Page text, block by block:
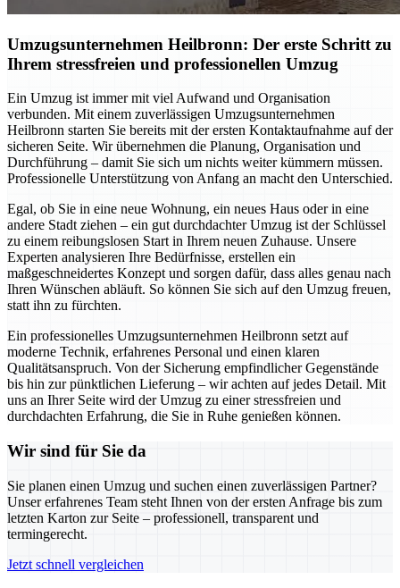
Umzugsunternehmen Heilbronn: Der erste Schritt zu
Ihrem stressfreien und professionellen Umzug
Ein Umzug ist immer mit viel Aufwand und Organisation
verbunden. Mit einem zuverlässigen Umzugsunternehmen
Heilbronn starten Sie bereits mit der ersten Kontaktaufnahme auf der
sicheren Seite. Wir übernehmen die Planung, Organisation und
Durchführung – damit Sie sich um nichts weiter kümmern müssen.
Professionelle Unterstützung von Anfang an macht den Unterschied.
Egal, ob Sie in eine neue Wohnung, ein neues Haus oder in eine
andere Stadt ziehen – ein gut durchdachter Umzug ist der Schlüssel
zu einem reibungslosen Start in Ihrem neuen Zuhause. Unsere
Experten analysieren Ihre Bedürfnisse, erstellen ein
maßgeschneidertes Konzept und sorgen dafür, dass alles genau nach
Ihren Wünschen abläuft. So können Sie sich auf den Umzug freuen,
statt ihn zu fürchten.
Ein professionelles Umzugsunternehmen Heilbronn setzt auf
moderne Technik, erfahrenes Personal und einen klaren
Qualitätsanspruch. Von der Sicherung empfindlicher Gegenstände
bis hin zur pünktlichen Lieferung – wir achten auf jedes Detail. Mit
uns an Ihrer Seite wird der Umzug zu einer stressfreien und
durchdachten Erfahrung, die Sie in Ruhe genießen können.
Wir sind für Sie da
Sie planen einen Umzug und suchen einen zuverlässigen Partner?
Unser erfahrenes Team steht Ihnen von der ersten Anfrage bis zum
letzten Karton zur Seite – professionell, transparent und
termingerecht.
Jetzt schnell vergleichen